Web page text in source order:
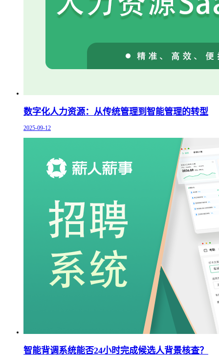
数字化人力资源：从传统管理到智能管理的转型
2025-09-12
智能背调系统能否24小时完成候选人背景核查？